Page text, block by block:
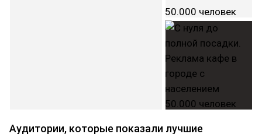
Аудитории, которые показали лучшие